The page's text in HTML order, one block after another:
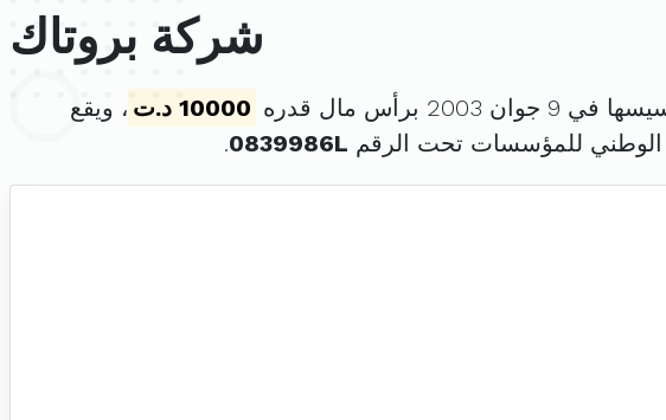
شركة بروتاك
2003 برأس مال قدره 10000 د.ت
، ويقع
للمؤسسات تحت الرقم 0839986L
.